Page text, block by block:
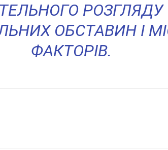
РОЗГЛЯДУ
ОБСТАВИН І
ФАКТОРІВ.